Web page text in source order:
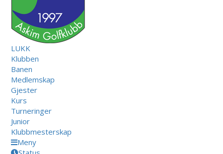
LUKK
Klubben
Banen
Medlemskap
Gjester
Kurs
Turneringer
Junior
Klubbmesterskap
Meny